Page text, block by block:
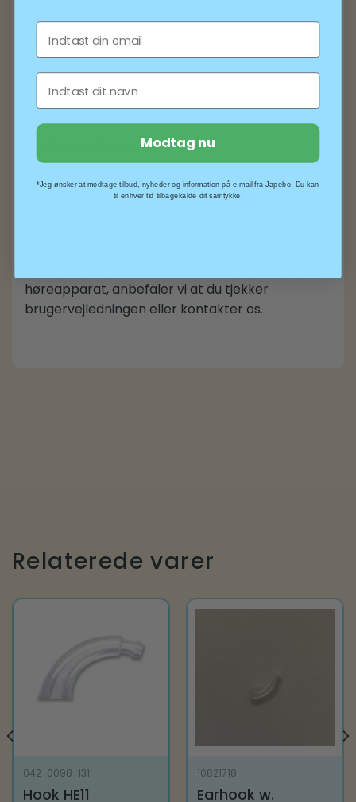
Bolero V
Bolero B
Sky V (M / P)
Vitus / Vitus+ BTE modeller
høreapparat, anbefaler vi at du tjekker
brugervejledningen eller kontakter os.
Relaterede varer
042-0098-131
Hook HE11
10821718
Earhook w.
Modtag nu
*Jeg ønsker at modtage tilbud, nyheder og information på e-mail fra Japebo. Du kan
til enhver tid tilbagekalde dit samtykke.